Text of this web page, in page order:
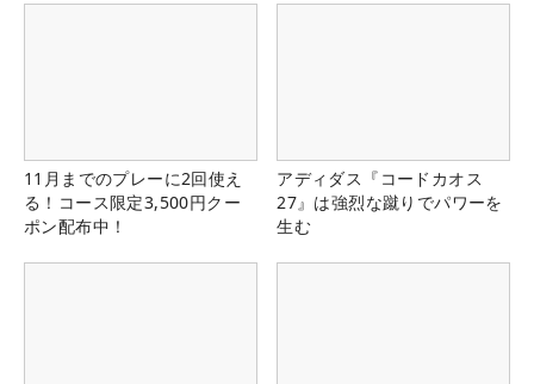
11月までのプレーに2回使え
る！コース限定3,500円クー
ポン配布中！
アディダス『コードカオス
27』は強烈な蹴りでパワーを
生む